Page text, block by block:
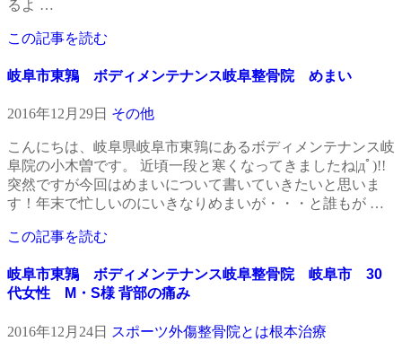
るよ …
この記事を読む
岐阜市東鶉 ボディメンテナンス岐阜整骨院 めまい
2016年12月29日 その他
こんにちは、岐阜県岐阜市東鶉にあるボディメンテナンス岐
阜院の小木曽です。 近頃一段と寒くなってきましたね|дﾟ)!!
突然ですが今回はめまいについて書いていきたいと思いま
す！年末で忙しいのにいきなりめまいが・・・と誰もが …
この記事を読む
岐阜市東鶉 ボディメンテナンス岐阜整骨院 岐阜市 30
代女性 M・S様 背部の痛み
2016年12月24日 スポーツ外傷整骨院とは根本治療